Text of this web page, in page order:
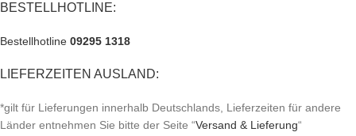
BESTELLHOTLINE:
Bestellhotline 09295 1318
LIEFERZEITEN AUSLAND:
*gilt für Lieferungen innerhalb Deutschlands, Lieferzeiten für andere
Länder entnehmen Sie bitte der Seite “Versand & Lieferung“